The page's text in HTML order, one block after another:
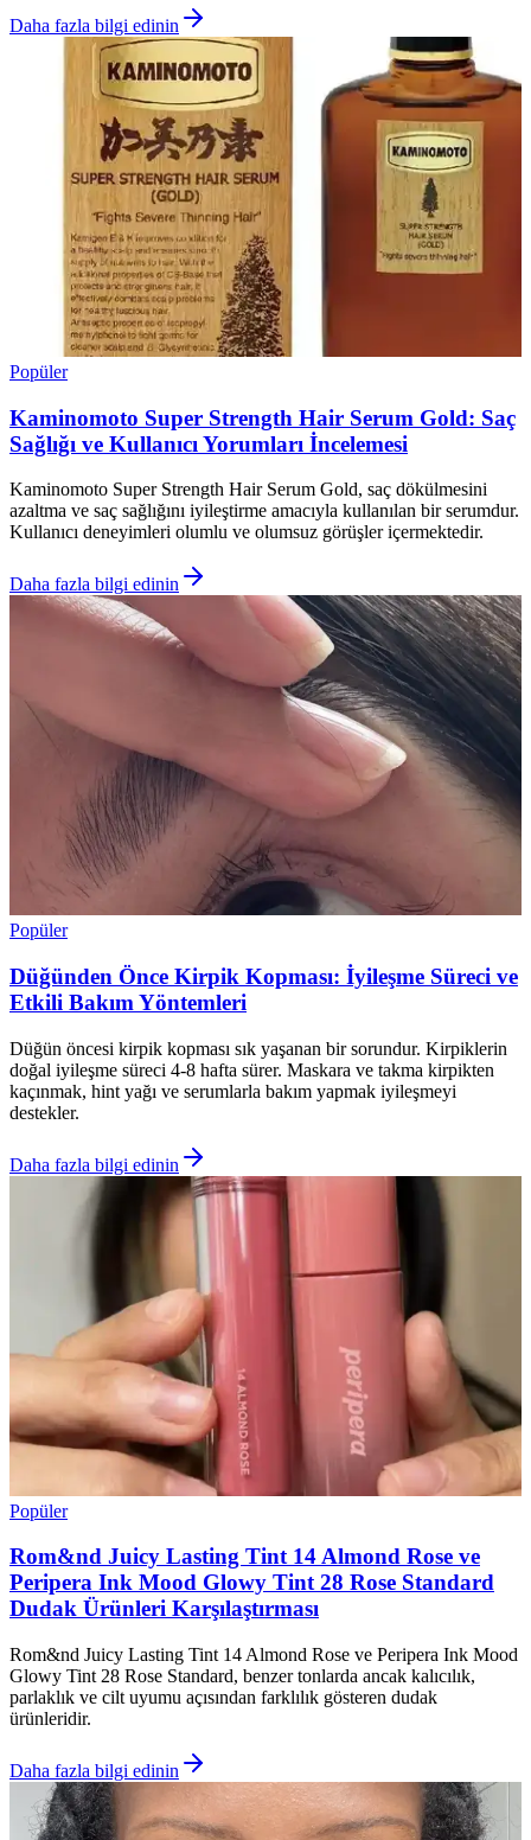
Daha fazla bilgi edinin
Popüler
Kaminomoto Super Strength Hair Serum Gold: Saç
Sağlığı ve Kullanıcı Yorumları İncelemesi
Kaminomoto Super Strength Hair Serum Gold, saç dökülmesini
azaltma ve saç sağlığını iyileştirme amacıyla kullanılan bir serumdur.
Kullanıcı deneyimleri olumlu ve olumsuz görüşler içermektedir.
Daha fazla bilgi edinin
Popüler
Düğünden Önce Kirpik Kopması: İyileşme Süreci ve
Etkili Bakım Yöntemleri
Düğün öncesi kirpik kopması sık yaşanan bir sorundur. Kirpiklerin
doğal iyileşme süreci 4-8 hafta sürer. Maskara ve takma kirpikten
kaçınmak, hint yağı ve serumlarla bakım yapmak iyileşmeyi
destekler.
Daha fazla bilgi edinin
Popüler
Rom&nd Juicy Lasting Tint 14 Almond Rose ve
Peripera Ink Mood Glowy Tint 28 Rose Standard
Dudak Ürünleri Karşılaştırması
Rom&nd Juicy Lasting Tint 14 Almond Rose ve Peripera Ink Mood
Glowy Tint 28 Rose Standard, benzer tonlarda ancak kalıcılık,
parlaklık ve cilt uyumu açısından farklılık gösteren dudak
ürünleridir.
Daha fazla bilgi edinin